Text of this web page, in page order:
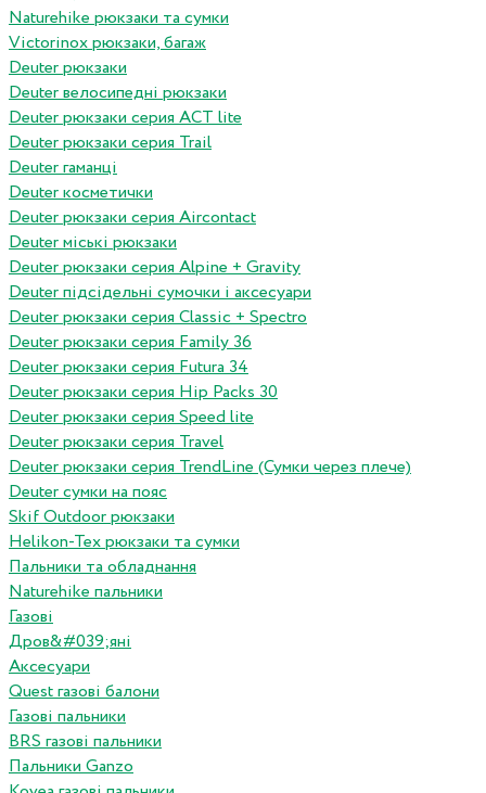
Naturehike рюкзаки та сумки
Victorinox рюкзаки, багаж
Deuter рюкзаки
Deuter велосипедні рюкзаки
Deuter рюкзаки серия ACT lite
Deuter рюкзаки серия Trail
Deuter гаманці
Deuter косметички
Deuter рюкзаки серия Aircontact
Deuter міські рюкзаки
Deuter рюкзаки серия Alpine + Gravity
Deuter підсідельні сумочки і аксесуари
Deuter рюкзаки серия Classic + Spectro
Deuter рюкзаки серия Family 36
Deuter рюкзаки серия Futura 34
Deuter рюкзаки серия Hip Packs 30
Deuter рюкзаки серия Speed lite
Deuter рюкзаки серия Travel
Deuter рюкзаки серия TrendLine (Сумки через плече)
Deuter сумки на пояс
Skif Outdoor рюкзаки
Helikon-Tex рюкзаки та сумки
Пальники та обладнання
Naturehike пальники
Газові
Дров&#039;яні
Аксесуари
Quest газові балони
Газові пальники
BRS газові пальники
Пальники Ganzo